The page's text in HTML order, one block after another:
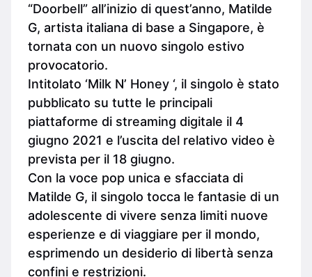
“Doorbell” all’inizio di quest’anno, Matilde
G, artista italiana di base a Singapore, è
tornata con un nuovo singolo estivo
provocatorio.
Intitolato ‘Milk N’ Honey ‘, il singolo è stato
pubblicato su tutte le principali
piattaforme di streaming digitale il 4
giugno 2021 e l’uscita del relativo video è
prevista per il 18 giugno.
Con la voce pop unica e sfacciata di
Matilde G, il singolo tocca le fantasie di un
adolescente di vivere senza limiti nuove
esperienze e di viaggiare per il mondo,
esprimendo un desiderio di libertà senza
confini e restrizioni.